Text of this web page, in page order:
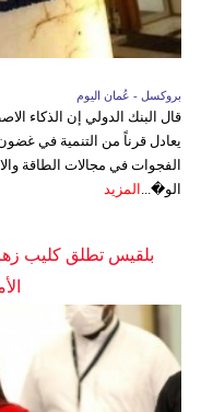
بروكسل - عُمان اليوم
قال البنك الدولي إن الذكاء
يعادل قرناً من التنمية في
الفجوات في مجالات الطاقة
الو�... المزيد
بلقيس تطلق كليب